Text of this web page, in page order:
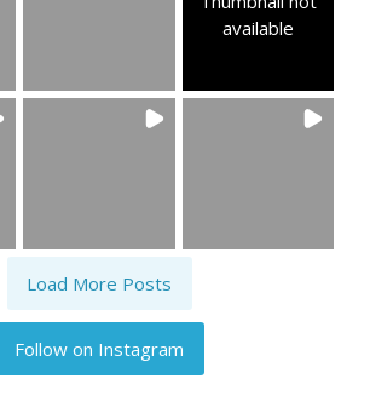
available
Load More Posts
Follow on Instagram